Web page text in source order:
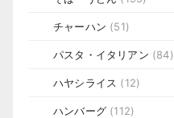
チャーハン (51)
パスタ・イタリアン (84)
ハヤシライス (12)
ハンバーグ (112)